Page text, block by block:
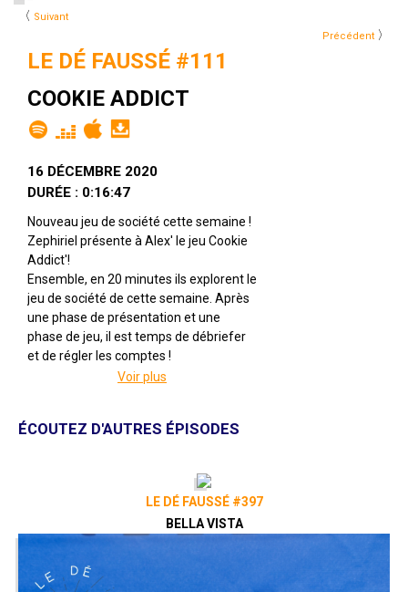
〈 Suivant
Précédent 〉
LE DÉ FAUSSÉ #111
COOKIE ADDICT
16 DÉCEMBRE 2020
DURÉE : 0:16:47
Nouveau jeu de société cette semaine !
Zephiriel présente à Alex' le jeu Cookie
Addict'!
Ensemble, en 20 minutes ils explorent le
jeu de société de cette semaine. Après
une phase de présentation et une
phase de jeu, il est temps de débriefer
et de régler les comptes !
Illustré par Alexandre Brull, Martin
Description : Prenez le rôle de deux
petites créatures, un peu trop
gourmandes, dans leur course effrénée
Voir plus
ÉCOUTEZ D'AUTRES ÉPISODES
LE DÉ FAUSSÉ #397
BELLA VISTA